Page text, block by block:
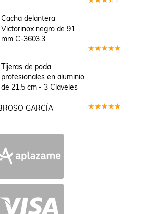
Cacha delantera
Victorinox negro de 91
mm C-3603.3
Tijeras de poda
profesionales en aluminio
de 21,5 cm - 3 Claveles
GARCÍA